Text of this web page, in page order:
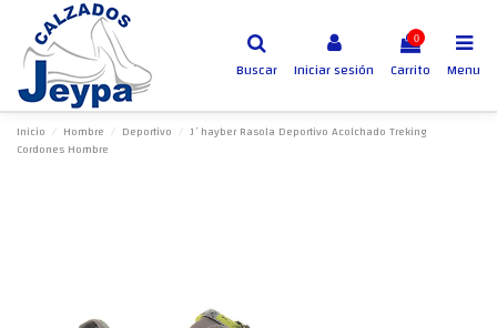
Buscar Iniciar sesión
0
Carrito Menu
Inicio Hombre Deportivo
J´hayber Rasola Deportivo Acolchado Treking
Cordones Hombre